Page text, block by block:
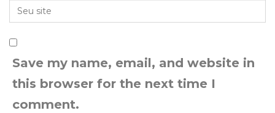
Save my name, email, and website in
this browser for the next time I
comment.